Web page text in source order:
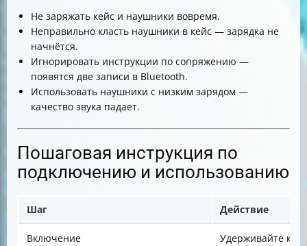
Не заряжать кейс и наушники вовремя.
Неправильно класть наушники в кейс — зарядка не
начнётся.
Игнорировать инструкции по сопряжению —
появятся две записи в Bluetooth.
Использовать наушники с низким зарядом —
качество звука падает.
Пошаговая инструкция по
подключению и использованию
Шаг Действие
Включение Удерживайте